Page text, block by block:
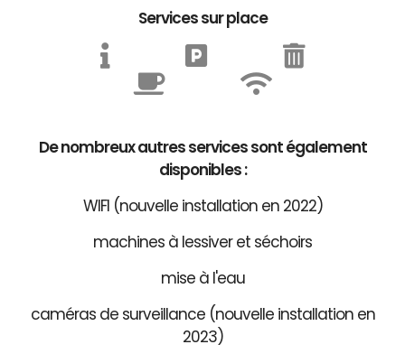
Services sur place
De nombreux autres services sont également
disponibles :
WIFI (nouvelle installation en 2022)
machines à lessiver et séchoirs
mise à l'eau
caméras de surveillance (nouvelle installation en
2023)